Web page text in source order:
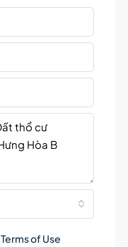
Terms of Use